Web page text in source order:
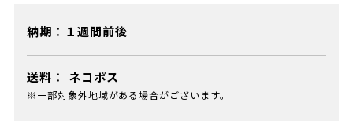
納期：１週間前後
送料： ネコポス
※一部対象外地域がある場合がございます。